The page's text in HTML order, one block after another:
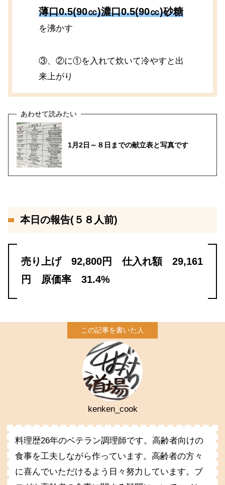
薄口0.5(90㏄)濃口0.5(90㏄)砂糖
を沸かす
③、②に①を入れて炊いて冷やすと出
来上がり
1月2日～８日までの献立表と写真です
本日の報告(５８人前)
売り上げ 92,800円 仕入れ額 29,161
円 原価率 31.4%
kenken_cook
料理歴26年のベテラン調理師です。高齢者向けの
食事を工夫しながら作っています。高齢者の方々
に喜んでいただけるよう日々努力しています。ブ